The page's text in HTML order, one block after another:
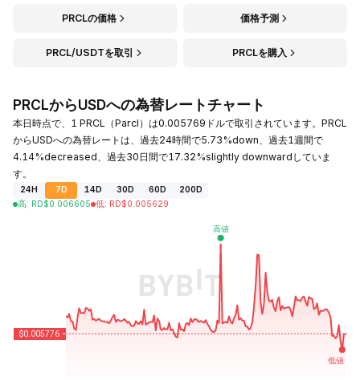
PRCLの価格 価格予測
PRCL/USDTを取引 PRCLを購入
PRCLからUSDへの為替レートチャート
本日時点で、1 PRCL（Parcl）は0.005769ドルで取引されています。PRCL
からUSDへの為替レートは、過去24時間で5.73%down、過去1週間で
4.14%decreased、過去30日間で17.32%slightly downwardしていま
す。
24H 7D 14D 30D 60D
200D
高: RD$0.006605 低: RD$0.005629